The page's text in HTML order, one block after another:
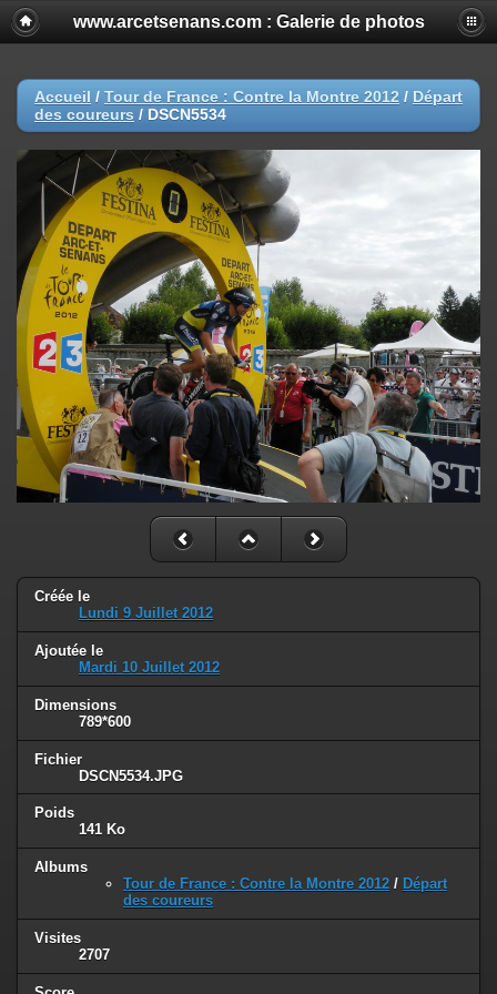
www.arcetsenans.com : Galerie de photos
Accueil / Tour de France : Contre la Montre 2012 / Départ
des coureurs / DSCN5534
Créée le
Lundi 9 Juillet 2012
Ajoutée le
Mardi 10 Juillet 2012
Dimensions
789*600
Fichier
DSCN5534.JPG
Poids
141 Ko
Albums
Tour de France : Contre la Montre 2012 / Départ
des coureurs
Visites
2707